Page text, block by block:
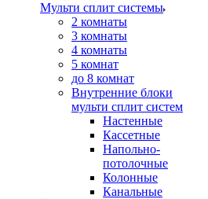
Мульти сплит системы
2 комнаты
3 комнаты
4 комнаты
5 комнат
до 8 комнат
Внутренние блоки
мульти сплит систем
Настенные
Кассетные
Напольно-
потолочные
Колонные
Канальные